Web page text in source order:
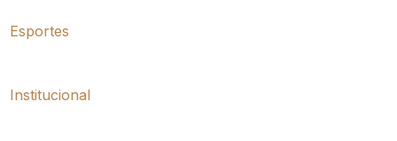
Esportes
Institucional